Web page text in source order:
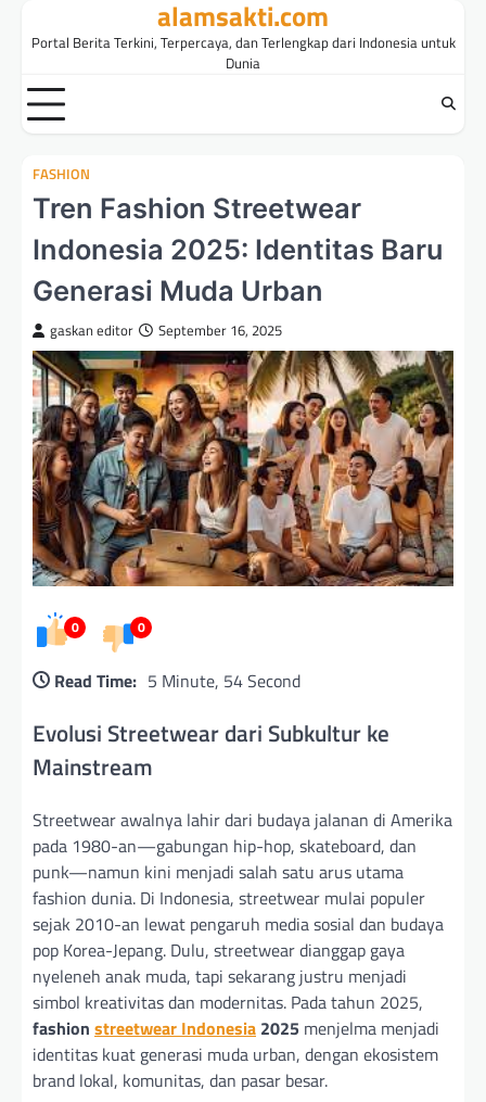
alamsakti.com
Portal Berita Terkini, Terpercaya, dan Terlengkap dari Indonesia untuk
Dunia
FASHION
Tren Fashion Streetwear
Indonesia 2025: Identitas Baru
Generasi Muda Urban
gaskan editor September 16, 2025
0 0
Read Time: 5 Minute, 54 Second
Evolusi Streetwear dari Subkultur ke
Mainstream
Streetwear awalnya lahir dari budaya jalanan di Amerika
pada 1980-an—gabungan hip-hop, skateboard, dan
punk—namun kini menjadi salah satu arus utama
fashion dunia. Di Indonesia, streetwear mulai populer
sejak 2010-an lewat pengaruh media sosial dan budaya
pop Korea-Jepang. Dulu, streetwear dianggap gaya
nyeleneh anak muda, tapi sekarang justru menjadi
simbol kreativitas dan modernitas. Pada tahun 2025,
fashion streetwear Indonesia 2025 menjelma menjadi
identitas kuat generasi muda urban, dengan ekosistem
brand lokal, komunitas, dan pasar besar.